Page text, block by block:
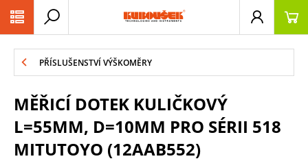
PŘÍSLUŠENSTVÍ VÝŠKOMĚRY
MĚŘICÍ DOTEK KULIČKOVÝ
L=55MM, D=10MM PRO SÉRII 518
MITUTOYO (12AAB552)